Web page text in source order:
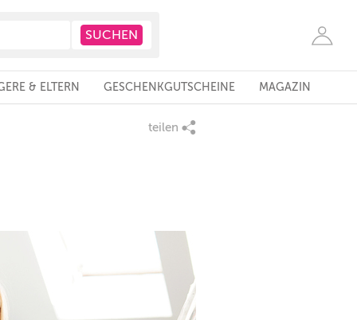
& ELTERN GESCHENKGUTSCHEINE MAGAZIN
teilen